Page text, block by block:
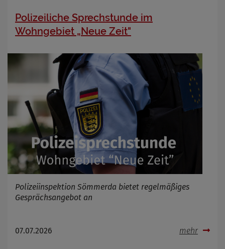
Polizeiliche Sprechstunde im
Wohngebiet „Neue Zeit"
Polizeiinspektion Sömmerda bietet regelmäßiges
Gesprächsangebot an
07.07.2026 mehr